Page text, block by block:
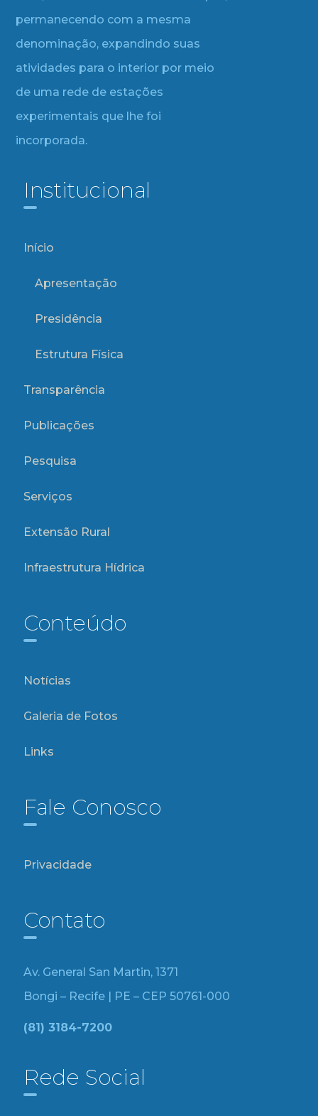
permanecendo com a mesma
denominação, expandindo suas
atividades para o interior por meio
de uma rede de estações
experimentais que lhe foi
incorporada.
Institucional
Início
Apresentação
Presidência
Estrutura Física
Transparência
Publicações
Pesquisa
Serviços
Extensão Rural
Infraestrutura Hídrica
Conteúdo
Notícias
Galeria de Fotos
Links
Fale Conosco
Privacidade
Contato
Av. General San Martin, 1371
Bongi – Recife | PE – CEP 50761-000
(81) 3184-7200
Rede Social